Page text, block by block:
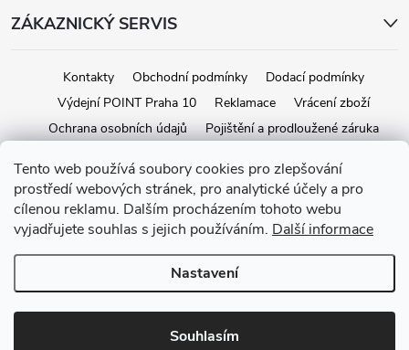
Tento web používá soubory cookies pro zlepšování
prostředí webových stránek, pro analytické účely a pro
cílenou reklamu. Dalším procházením tohoto webu
vyjadřujete souhlas s jejich používáním. Další informace
Nastavení
Souhlasím
ZÁKAZNICKÝ SERVIS
Kontakty Obchodní podmínky
Dodací podmínky
Výdejní POINT Praha 10
Reklamace
Vrácení zboží
Ochrana osobních údajů
Pojištění a prodloužené záruka
Vytvořil Shoptet
Copyright 2026iStage.cz. Všechna práva vyhrazena.Upravit nastavení
cookies